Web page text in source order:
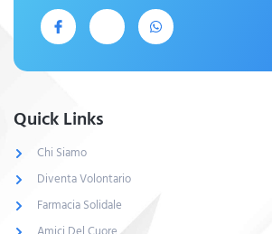
Quick Links
Chi Siamo
Diventa Volontario
Farmacia Solidale